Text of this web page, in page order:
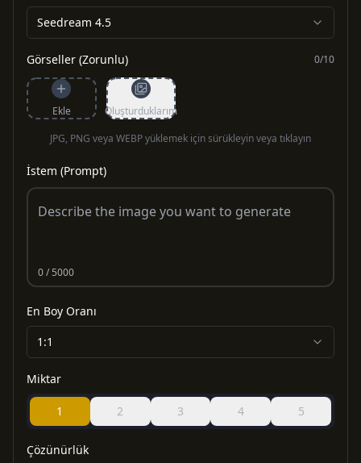
Seedream 4.5
Görseller (Zorunlu) 0/10
Ekle
Oluşturduklarım
JPG, PNG veya WEBP yüklemek için sürükleyin veya tıklayın
İstem (Prompt)
0/ 5000
En Boy Oranı
1:1
Miktar
1 2 3 4 5
Çözünürlük